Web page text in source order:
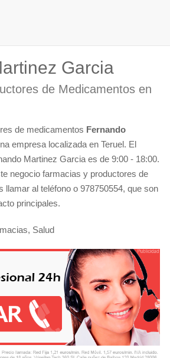
Garcia
de Medicamentos en
de medicamentos Fernando
empresa localizada en Teruel. El
Martinez Garcia es de 9:00 - 18:00.
negocio farmacias y productores de
llamar al teléfono o 978750554, que son
principales.
Salud